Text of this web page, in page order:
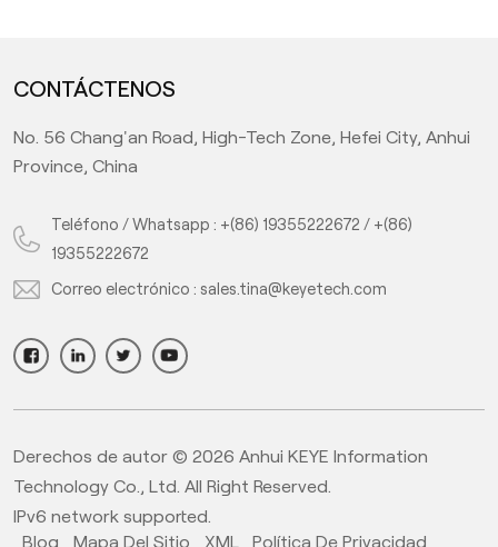
CONTÁCTENOS
No. 56 Chang'an Road, High-Tech Zone, Hefei City, Anhui
Province, China
Teléfono / Whatsapp : +(86) 19355222672 / +(86)
19355222672
Correo electrónico :sales.tina@keyetech.com
Derechos de autor © 2026 Anhui KEYE Information
Technology Co., Ltd. All Right Reserved.
IPv6 network supported.
Blog
Mapa Del Sitio XML Política De Privacidad